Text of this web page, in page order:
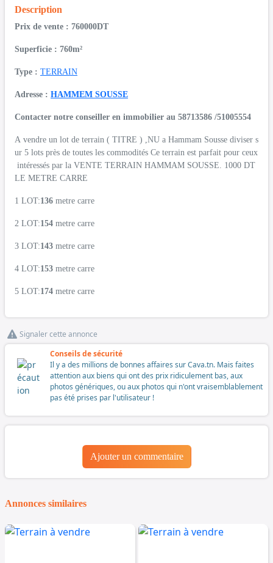
Description
Prix de vente : 760000DT
Superficie : 760m²
Type : TERRAIN
Adresse : HAMMEM SOUSSE
Contacter notre conseiller en immobilier au 58713586 /51005554
A vendre un lot de terrain ( TITRE ) ,NU a Hammam Sousse diviser s
ur 5 lots près de toutes les commodités Ce terrain est parfait pour ceux
intéressés par la VENTE TERRAIN HAMMAM SOUSSE. 1000 DT
LE METRE CARRE
1 LOT:136 metre carre
2 LOT:154 metre carre
3 LOT:143 metre carre
4 LOT:153 metre carre
5 LOT:174 metre carre
Signaler cette annonce
Conseils de sécurité
Il y a des millions de bonnes affaires sur Cava.tn. Mais faites
attention aux biens qui ont des prix ridiculement bas, aux
photos génériques, ou aux photos qui n'ont vraisemblablement
pas été prises par l'utilisateur !
Ajouter un commentaire
Annonces similaires